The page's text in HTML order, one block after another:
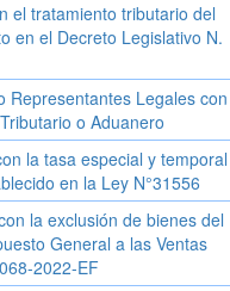
el tratamiento tributario del
en el Decreto Legislativo N.
Representantes Legales con
o Aduanero
la tasa especial y temporal
en la Ley N°31556
la exclusión de bienes del
General a las Ventas
2022-EF